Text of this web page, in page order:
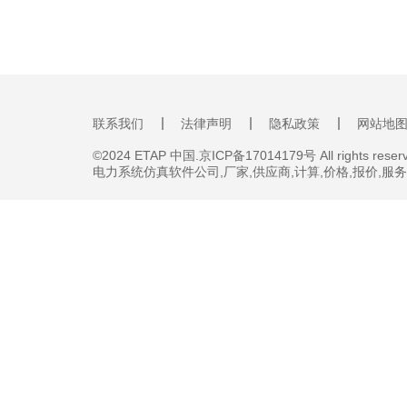
联系我们 法律声明 隐私政策 网站地图
©2024 ETAP 中国.京ICP备17014179号 All rights
电力系统仿真软件公司,厂家,供应商,计算,价格,报价,服务